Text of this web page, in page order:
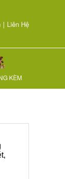
| Liên Hệ
KÈM